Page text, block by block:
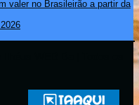
valer no Brasileirão a partir da